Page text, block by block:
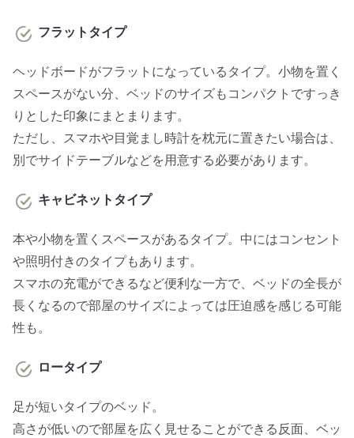
フラットタイプ
ヘッドボードがフラットになっているタイプ。小物を置く
スペースがない分、ベッドのサイズもコンパクトですっき
りとした印象にまとまります。
ただし、スマホや目覚まし時計を枕元に置きたい場合は、
別でサイドテーブルなどを用意する必要があります。
キャビネットタイプ
本や小物を置くスペースがあるタイプ。中にはコンセント
や照明付きのタイプもあります。
スマホの充電ができるなど便利な一方で、ベッドの全長が
長くなるので部屋のサイズによっては圧迫感を感じる可能
性も。
ロータイプ
足が短いタイプのベッド。
高さが低いので部屋を広く見せることができる反面、ベッ